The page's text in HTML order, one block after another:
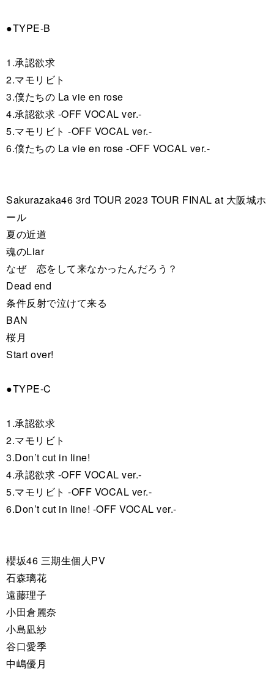
●TYPE-B
1.承認欲求
2.マモリビト
3.僕たちの La vie en rose
4.承認欲求 -OFF VOCAL ver.-
5.マモリビト -OFF VOCAL ver.-
6.僕たちの La vie en rose -OFF VOCAL ver.-
Sakurazaka46 3rd TOUR 2023 TOUR FINAL at 大阪城ホ
ール
夏の近道
魂のLiar
なぜ 恋をして来なかったんだろう？
Dead end
条件反射で泣けて来る
BAN
桜月
Start over!
●TYPE-C
1.承認欲求
2.マモリビト
3.Don’t cut in line!
4.承認欲求 -OFF VOCAL ver.-
5.マモリビト -OFF VOCAL ver.-
6.Don’t cut in line! -OFF VOCAL ver.-
櫻坂46 三期生個人PV
石森璃花
遠藤理子
小田倉麗奈
小島凪紗
谷口愛季
中嶋優月